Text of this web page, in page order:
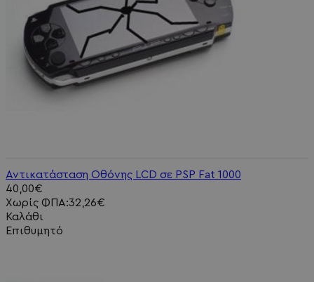
Αντικατάσταση Οθόνης LCD σε PSP Fat 1000
40,00€
Χωρίς ΦΠΑ:32,26€
Καλάθι
Επιθυμητό